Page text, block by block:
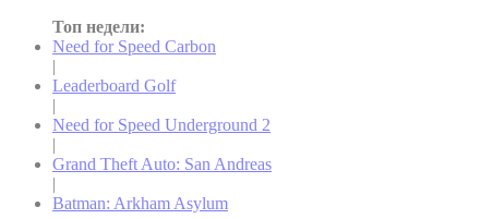
Топ недели:
Need for Speed Carbon
|
Leaderboard Golf
|
Need for Speed Underground 2
|
Grand Theft Auto: San Andreas
|
Batman: Arkham Asylum